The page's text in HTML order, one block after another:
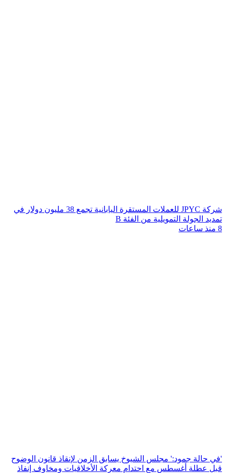
شركة JPYC للعملات المستقرة اليابانية تجمع 38 مليون دولار في
تمديد الجولة التمويلية من الفئة B
8 منذ ساعات
'في حالة جمود:' مجلس الشيوخ يسابق الزمن لإنقاذ قانون الوضوح
قبل عطلة أغسطس مع احتدام معركة الأخلاقيات ومخاوف إنفاذ